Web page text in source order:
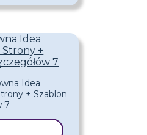
Idea
+
7